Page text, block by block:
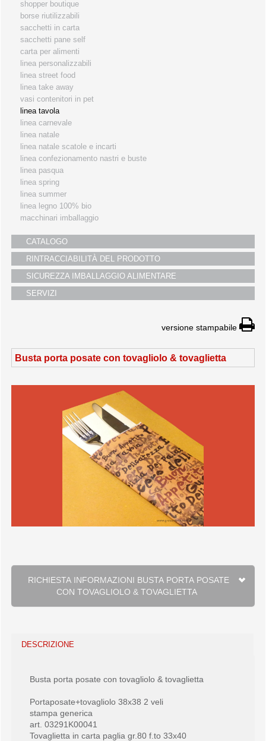
i partners
servizio clienti
fiere
shopper boutique
borse riutilizzabili
sacchetti in carta
sacchetti pane self
carta per alimenti
linea personalizzabili
linea street food
linea take away
vasi contenitori in pet
linea tavola
linea carnevale
linea natale
linea natale scatole e incarti
linea confezionamento nastri e buste
linea pasqua
linea spring
linea summer
linea legno 100% bio
macchinari imballaggio
CATALOGO
RINTRACCIABILITÀ DEL PRODOTTO
SICUREZZA IMBALLAGGIO ALIMENTARE
SERVIZI
versione stampabile
Busta porta posate con tovagliolo & tovaglietta
RICHIESTA INFORMAZIONI BUSTA PORTA POSATE
CON TOVAGLIOLO & TOVAGLIETTA
DESCRIZIONE
Busta porta posate con tovagliolo & tovaglietta
Portaposate+tovagliolo 38x38 2 veli
stampa generica
art. 03291K00041
Tovaglietta in carta paglia gr.80 f.to 33x40